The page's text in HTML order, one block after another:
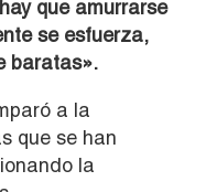
que amurrarse
se esfuerza,
baratas».
a la
que se han
la